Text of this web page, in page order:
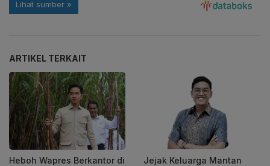
ARTIKEL TERKAIT
Heboh Wapres Berkantor di
Jejak Keluarga Mantan